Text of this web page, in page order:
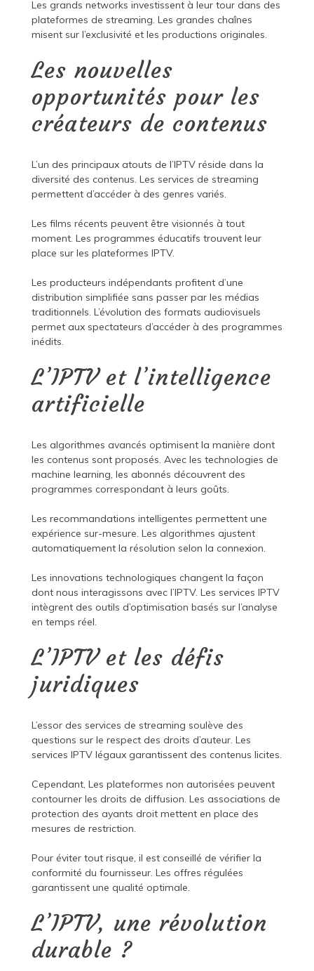
Les grands networks investissent à leur tour dans des
plateformes de streaming. Les grandes chaînes
misent sur l’exclusivité et les productions originales.
Les nouvelles
opportunités pour les
créateurs de contenus
L’un des principaux atouts de l’IPTV réside dans la
diversité des contenus. Les services de streaming
permettent d’accéder à des genres variés.
Les films récents peuvent être visionnés à tout
moment. Les programmes éducatifs trouvent leur
place sur les plateformes IPTV.
Les producteurs indépendants profitent d’une
distribution simplifiée sans passer par les médias
traditionnels. L’évolution des formats audiovisuels
permet aux spectateurs d’accéder à des programmes
inédits.
L’IPTV et l’intelligence
artificielle
Les algorithmes avancés optimisent la manière dont
les contenus sont proposés. Avec les technologies de
machine learning, les abonnés découvrent des
programmes correspondant à leurs goûts.
Les recommandations intelligentes permettent une
expérience sur-mesure. Les algorithmes ajustent
automatiquement la résolution selon la connexion.
Les innovations technologiques changent la façon
dont nous interagissons avec l’IPTV. Les services IPTV
intègrent des outils d’optimisation basés sur l’analyse
en temps réel.
L’IPTV et les défis
juridiques
L’essor des services de streaming soulève des
questions sur le respect des droits d’auteur. Les
services IPTV légaux garantissent des contenus licites.
Cependant, Les plateformes non autorisées peuvent
contourner les droits de diffusion. Les associations de
protection des ayants droit mettent en place des
mesures de restriction.
Pour éviter tout risque, il est conseillé de vérifier la
conformité du fournisseur. Les offres régulées
garantissent une qualité optimale.
L’IPTV, une révolution
durable ?